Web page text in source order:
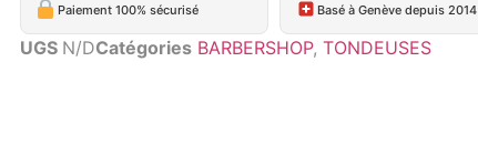
Paiement 100% sécurisé Basé à Genève depuis 2014
UGS N/DCatégories BARBERSHOP, TONDEUSES